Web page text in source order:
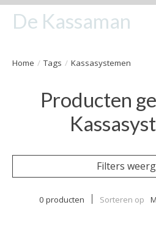
De Kassaman
Home / Tags / Kassasystemen
Producten
Filters
0 producten Sorteren op